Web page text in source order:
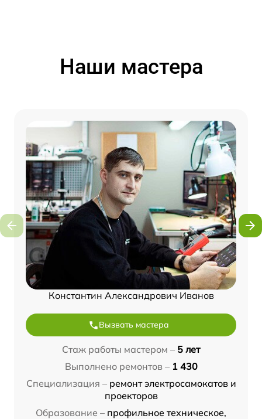
Наши мастера
Константин Александрович Иванов
Вызвать мастера
Стаж работы мастером – 5 лет
Выполнено ремонтов – 1 430
Специализация – ремонт электросамокатов и
проекторов
Образование – профильное техническое,